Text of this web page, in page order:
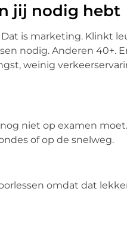
jij nodig hebt
is marketing. Klinkt
nodig. Anderen 40+.
weinig
niet op examen
of op de snelweg.
omdat dat